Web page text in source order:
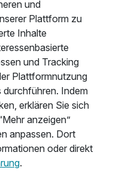
p.P. ab650,00 €
ausgestattete
zur Verfügung.
Minibar, Föhn
selbstverständlich
wir teilweise
Räume an. Sprechen
Ihre Wünsche und
eine passende
Zimmer sowie
sehr über Hunde im
und
Plattform zu
Inhalte
und Tracking
Plattformnutzung
durchführen. Indem
erklären Sie sich
anzeigen”
anpassen. Dort
oder direkt
.